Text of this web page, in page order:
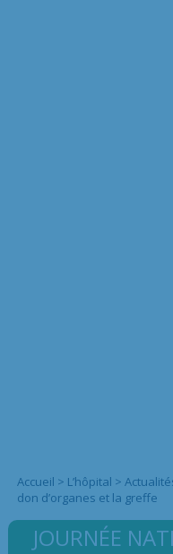
Accueil > L’hôpital >
don d’organes et la greffe
JOURNÉE